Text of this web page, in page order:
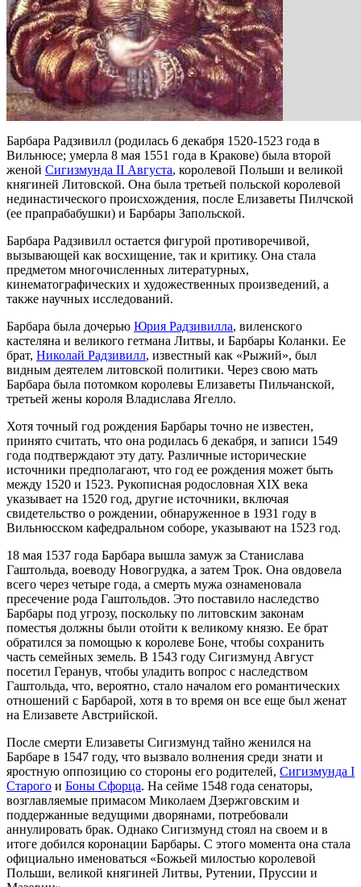
Барбара Радзивилл (родилась 6 декабря 1520-1523 года в
Вильнюсе; умерла 8 мая 1551 года в Кракове) была второй
женой Сигизмунда II Августа, королевой Польши и великой
княгиней Литовской. Она была третьей польской королевой
нединастического происхождения, после Елизаветы Пилчской
(ее прапрабабушки) и Барбары Запольской.
Барбара Радзивилл остается фигурой противоречивой,
вызывающей как восхищение, так и критику. Она стала
предметом многочисленных литературных,
кинематографических и художественных произведений, а
также научных исследований.
Барбара была дочерью Юрия Радзивилла, виленского
кастеляна и великого гетмана Литвы, и Барбары Коланки. Ее
брат, Николай Радзивилл, известный как «Рыжий», был
видным деятелем литовской политики. Через свою мать
Барбара была потомком королевы Елизаветы Пильчанской,
третьей жены короля Владислава Ягелло.
Хотя точный год рождения Барбары точно не известен,
принято считать, что она родилась 6 декабря, и записи 1549
года подтверждают эту дату. Различные исторические
источники предполагают, что год ее рождения может быть
между 1520 и 1523. Рукописная родословная XIX века
указывает на 1520 год, другие источники, включая
свидетельство о рождении, обнаруженное в 1931 году в
Вильнюсском кафедральном соборе, указывают на 1523 год.
18 мая 1537 года Барбара вышла замуж за Станислава
Гаштольда, воеводу Новогрудка, а затем Трок. Она овдовела
всего через четыре года, а смерть мужа ознаменовала
пресечение рода Гаштольдов. Это поставило наследство
Барбары под угрозу, поскольку по литовским законам
поместья должны были отойти к великому князю. Ее брат
обратился за помощью к королеве Боне, чтобы сохранить
часть семейных земель. В 1543 году Сигизмунд Август
посетил Геранув, чтобы уладить вопрос с наследством
Гаштольда, что, вероятно, стало началом его романтических
отношений с Барбарой, хотя в то время он все еще был женат
на Елизавете Австрийской.
После смерти Елизаветы Сигизмунд тайно женился на
Барбаре в 1547 году, что вызвало волнения среди знати и
яростную оппозицию со стороны его родителей, Сигизмунда I
Старого и Боны Сфорца. На сейме 1548 года сенаторы,
возглавляемые примасом Миколаем Дзержговским и
поддержанные ведущими дворянами, потребовали
аннулировать брак. Однако Сигизмунд стоял на своем и в
итоге добился коронации Барбары. С этого момента она стала
официально именоваться «Божьей милостью королевой
Польши, великой княгиней Литвы, Рутении, Пруссии и